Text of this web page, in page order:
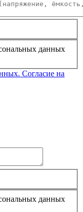
данных
Согласие на
данных